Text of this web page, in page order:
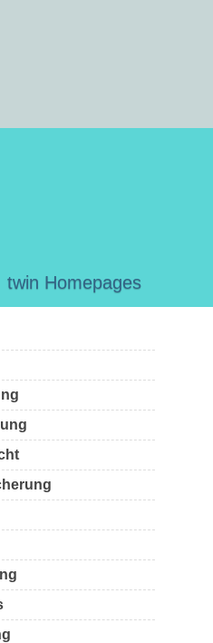
twin Homepages